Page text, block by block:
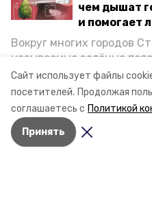
Сайт использует файлы
посетителей. Продолжая
соглашаетесь с Политикой
Принять
чем дышат
и помогает
Вокруг многих городов
называемые зелёные
снижающие негативное
газов на атмосферу.
постоянно растущим
каким воздухом дышат
корреспондент